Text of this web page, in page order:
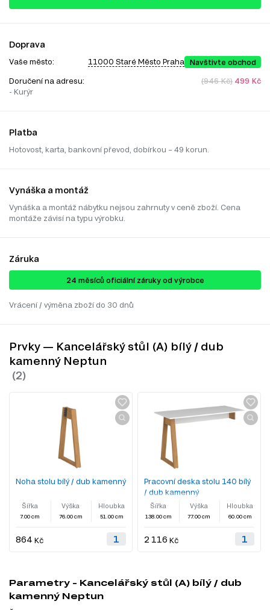
Doprava
Vaše město: 11000 Staré Město Praha Navštivte obchod
Doručení na adresu:
- Kurýr
(946 Kč) 499 Kč
Platba
Hotovost, karta, bankovní převod, dobírkou – 49 korun.
Vynáška a montáž
Vynáška a montáž nábytku nejsou zahrnuty v ceně zboží. Cena
montáže závisí na typu výrobku.
Záruka
24 ​​​​měsíců oficiální záruky od výrobce
Vrácení / výměna zboží do 30 dnů
Prvky — Kancelářský stůl (A) bílý / dub
kamenný Neptun
Noha stolu bílý / dub kamenný
Šířka
7.00 cm
Výška
76.00 cm
Hloubka
51.00 cm
864 Kč
Pracovní deska stolu 140 bílý
/ dub kamenný
Šířka
138.00 cm
Výška
77.00 cm
Hloubka
60.00 cm
2 116 Kč
Parametry - Kancelářský stůl (A) bílý / dub
kamenný Neptun